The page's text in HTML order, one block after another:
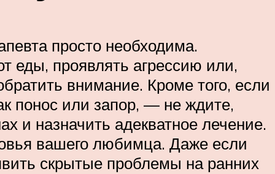
просто необходима.
еды, проявлять агрессию или,
внимание. Кроме того, если
понос или запор, — не ждите,
и назначить адекватное лечение.
вашего любимца. Даже если
скрытые проблемы на ранних